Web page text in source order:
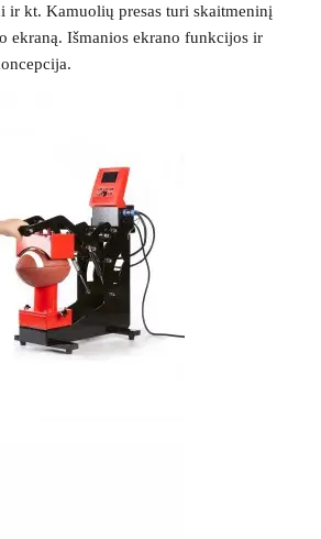
ir kt. Kamuolių presas turi skaitmeninį
ekraną. Išmanios ekrano funkcijos ir